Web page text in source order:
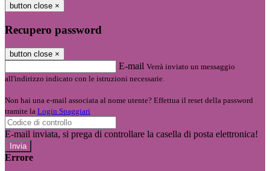
button close ×
Recupero password
button close ×
E-mail Verrà inviato un messaggio
all'indirizzo indicato con le istruzioni necessarie.
Non hai una e-mail associata al nome utente? Effettua il reset della password
tramite la Login Spaggiari
E-mail inviata, si prega di controllare la casella di posta elettronica!
Errore